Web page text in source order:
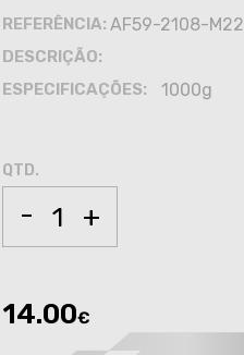
REFERÊNCIA: AF59-2108-M22
DESCRIÇÃO:
ESPECIFICAÇÕES:
1000g
QTD.
- +
14.00€